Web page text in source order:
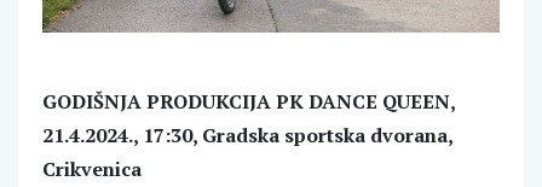
GODIŠNJA PRODUKCIJA PK DANCE QUEEN,
21.4.2024., 17:30, Gradska sportska dvorana,
Crikvenica